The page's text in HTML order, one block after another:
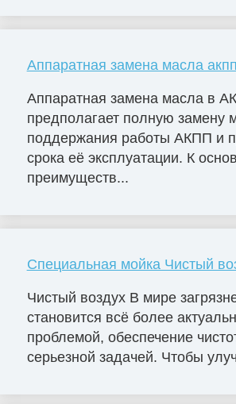
Аппаратная замена масла акпп
Аппаратная замена масла в
предполагает полную замену
поддержания работы АКПП и
срока её эксплуатации. К
преимуществ...
Специальная мойка Чистый
Чистый воздух В мире
становится всё более
проблемой, обеспечение
серьезной задачей. Чтобы